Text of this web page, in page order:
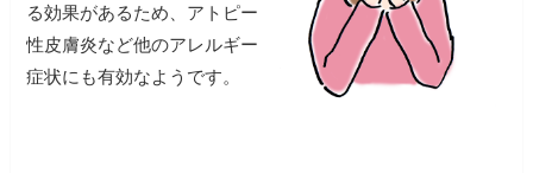
る効果があるため、アトピー
性皮膚炎など他のアレルギー
症状にも有効なようです。